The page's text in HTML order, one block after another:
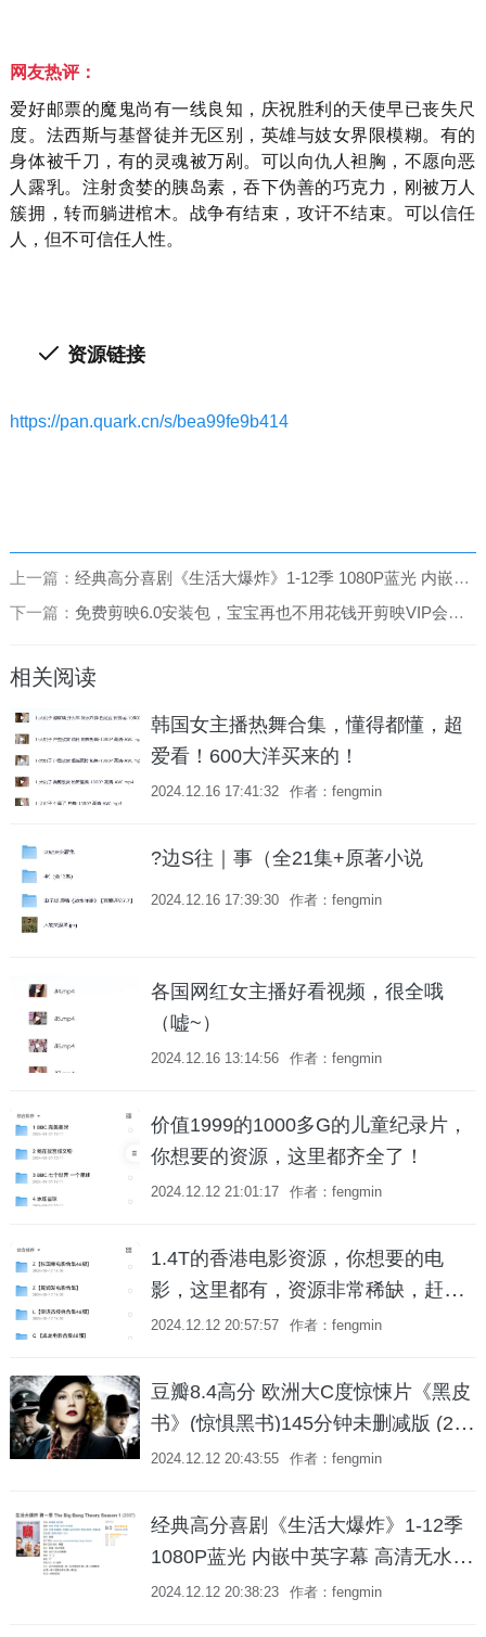
网友热评：
爱好邮票的魔鬼尚有一线良知，庆祝胜利的天使早已丧失尺
度。法西斯与基督徒并无区别，英雄与妓女界限模糊。有的
身体被千刀，有的灵魂被万剐。可以向仇人袒胸，不愿向恶
人露乳。注射贪婪的胰岛素，吞下伪善的巧克力，刚被万人
簇拥，转而躺进棺木。战争有结束，攻讦不结束。可以信任
人，但不可信任人性。
资源链接
https://pan.quark.cn/s/bea99fe9b414
上一篇：经典高分喜剧《生活大爆炸》1-12季 1080P蓝光 内嵌中英字幕 高清无水印收藏版
下一篇：免费剪映6.0安装包，宝宝再也不用花钱开剪映VIP会员啦！
相关阅读
韩国女主播热舞合集，懂得都懂，超
爱看！600大洋买来的！
2024.12.16 17:41:32 作者：fengmin
?边S往｜事（全21集+原著小说
2024.12.16 17:39:30 作者：fengmin
各国网红女主播好看视频，很全哦
（嘘~）
2024.12.16 13:14:56 作者：fengmin
价值1999的1000多G的儿童纪录片，
你想要的资源，这里都齐全了！
2024.12.12 21:01:17 作者：fengmin
1.4T的香港电影资源，你想要的电
影，这里都有，资源非常稀缺，赶紧
保存吧！
2024.12.12 20:57:57 作者：fengmin
豆瓣8.4高分 欧洲大C度惊悚片《黑皮
书》(惊惧黑书)145分钟未删减版 (200
6)1080P中英双字【4.4G】
2024.12.12 20:43:55 作者：fengmin
经典高分喜剧《生活大爆炸》1-12季
1080P蓝光 内嵌中英字幕 高清无水印
收藏版
2024.12.12 20:38:23 作者：fengmin